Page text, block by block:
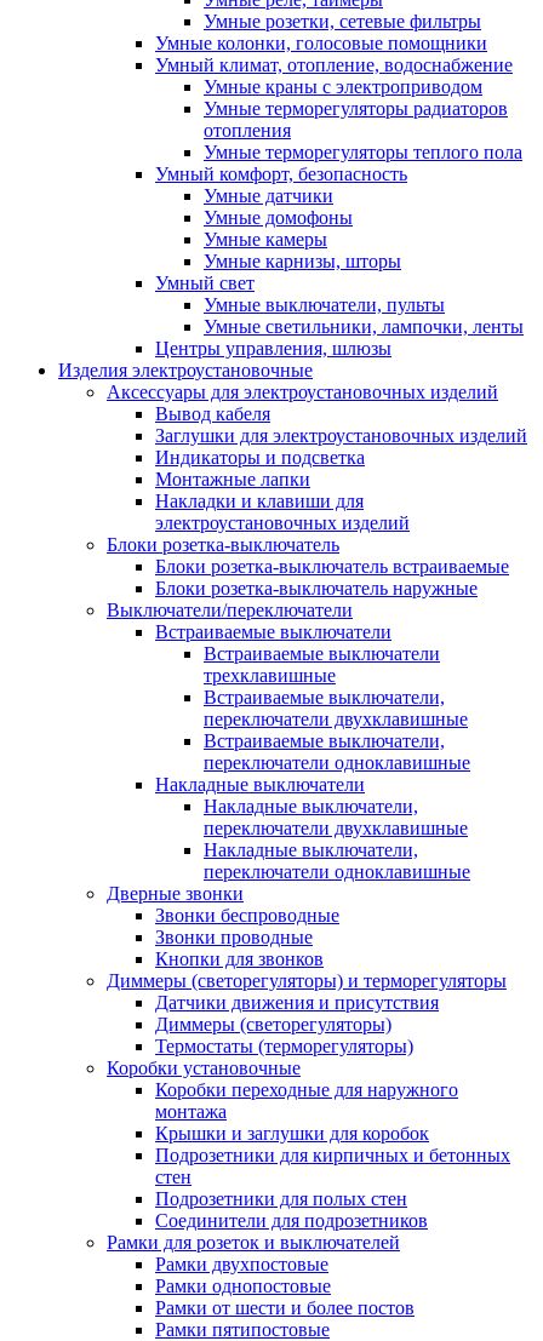
Умные розетки, сетевые фильтры
Умные колонки, голосовые помощники
Умный климат, отопление, водоснабжение
Умные краны с электроприводом
Умные терморегуляторы радиаторов
отопления
Умные терморегуляторы теплого пола
Умный комфорт, безопасность
Умные датчики
Умные домофоны
Умные камеры
Умные карнизы, шторы
Умный свет
Умные выключатели, пульты
Умные светильники, лампочки, ленты
Центры управления, шлюзы
Изделия электроустановочные
Аксессуары для электроустановочных изделий
Вывод кабеля
Заглушки для электроустановочных изделий
Индикаторы и подсветка
Монтажные лапки
Накладки и клавиши для
электроустановочных изделий
Блоки розетка-выключатель
Блоки розетка-выключатель встраиваемые
Блоки розетка-выключатель наружные
Выключатели/переключатели
Встраиваемые выключатели
Встраиваемые выключатели
трехклавишные
Встраиваемые выключатели,
переключатели двухклавишные
Встраиваемые выключатели,
переключатели одноклавишные
Накладные выключатели
Накладные выключатели,
переключатели двухклавишные
Накладные выключатели,
переключатели одноклавишные
Дверные звонки
Звонки беспроводные
Звонки проводные
Кнопки для звонков
Диммеры (светорегуляторы) и терморегуляторы
Датчики движения и присутствия
Диммеры (светорегуляторы)
Термостаты (терморегуляторы)
Коробки установочные
Коробки переходные для наружного
монтажа
Крышки и заглушки для коробок
Подрозетники для кирпичных и бетонных
стен
Подрозетники для полых стен
Соединители для подрозетников
Рамки для розеток и выключателей
Рамки двухпостовые
Рамки однопостовые
Рамки от шести и более постов
Рамки пятипостовые